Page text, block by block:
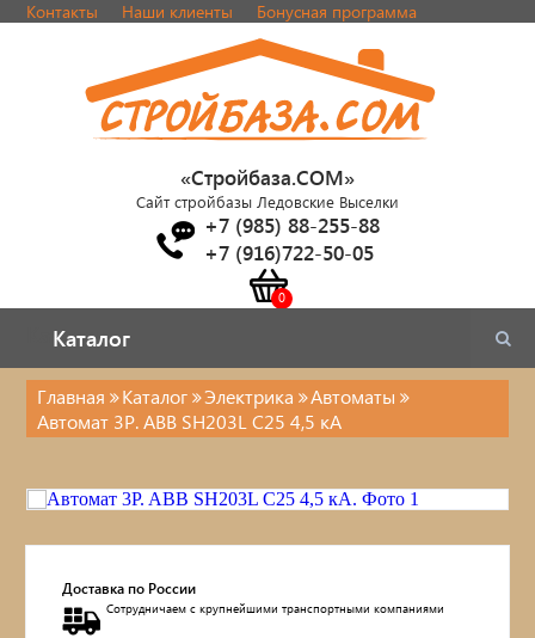
Контакты Наши клиенты Бонусная программа
«Стройбаза.COM»
Сайт стройбазы Ледовские Выселки
+7 (985) 88-255-88
+7 (916)722-50-05
Каталог
Каталог
Электрика
Главная Каталог Электрика
Автоматы
Автомат 3P. ABB SH203L С25 4,5 кА
Доставка по России
Сотрудничаем с крупнейшими транспортными компаниями